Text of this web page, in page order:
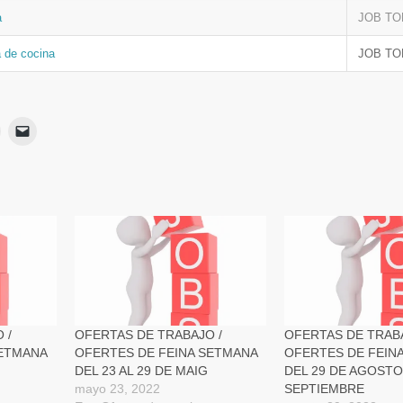
JOB
de cocina JOB
/
OFERTAS DE TRABAJO /
OFERTES DE FEINA SETMANA
DEL 23 AL 29 DE MAIG
mayo 23, 2022
OFERTAS DE
OFERTES DE
DEL 29 DE
SEPTIEMBRE